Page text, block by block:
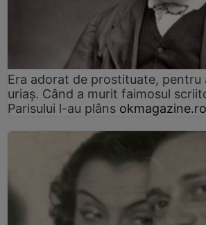
Era adorat de prostituate, pentru
uriaș. Când a murit faimosul
Parisului l-au plâns okmagazine.ro